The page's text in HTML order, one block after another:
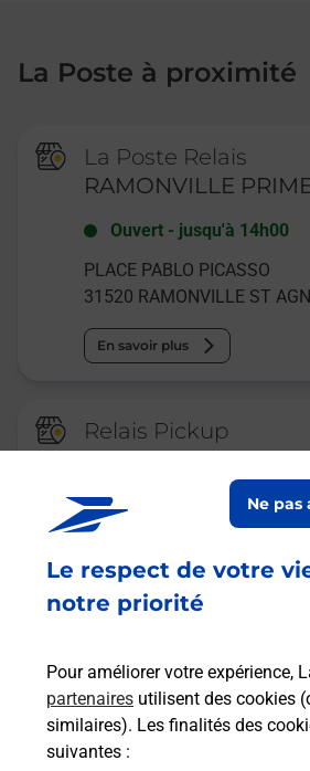
Le respect de votre
notre priorité
Pour améliorer votre expérience,
partenaires utilisent des cookies
similaires). Les finalités des
suivantes :
Ne
La Poste à proximité
La Poste Relais
RAMONVILLE
Ouvert - jusqu'à 14h00
PLACE PABLO PICASSO
31520 RAMONVILLE ST
En savoir plus
Relais Pickup
CONSIGNE SPEED
RAMONVILLE
jusqu'à 22h00
3 MAIL FRANCOISE DOLTO
31520 RAMONVILLE ST AGNE
Malin !